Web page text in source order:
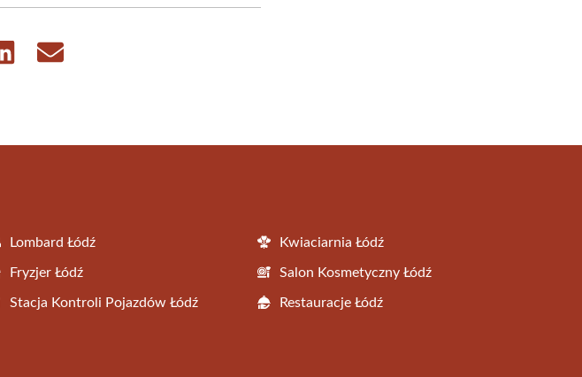
Share
Share
Lombard Łódź Kwiaciarnia Łódź
Fryzjer Łódź Salon Kosmetyczny Łódź
Stacja Kontroli Pojazdów Łódź Restauracje Łódź